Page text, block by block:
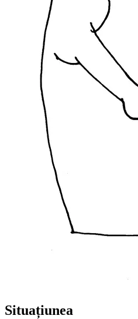
Situațiunea